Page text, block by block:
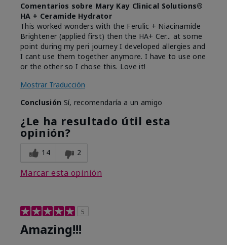
Comentarios sobre Mary Kay Clinical Solutions®
HA + Ceramide Hydrator
This worked wonders with the Ferulic + Niacinamide
Brightener (applied first) then the HA+ Cer... at some
point during my peri journey I developed allergies and
I cant use them together anymore. I have to use one
or the other so I chose this. Love it!
Mostrar Traducción
Conclusión Sí, recomendaría a un amigo
¿Le ha resultado útil esta
opinión?
14 2
Marcar esta opinión
5
Amazing!!!